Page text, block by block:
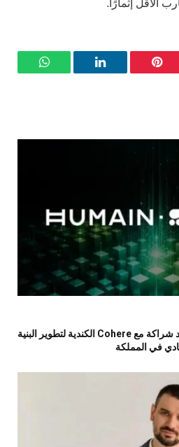
الأقل إثمارًا.
بينتيريست لينكدإن واتساب
شركة Humain السعودية تعقد شراكة مع Cohere الكندية لتطوير البنية
في المملكة